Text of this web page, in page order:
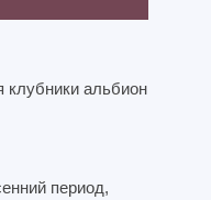
период,